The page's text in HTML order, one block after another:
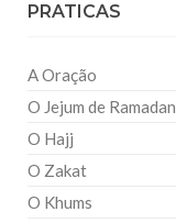
PRATICAS
A Oração
O Jejum de Ramadan
O Hajj
O Zakat
O Khums